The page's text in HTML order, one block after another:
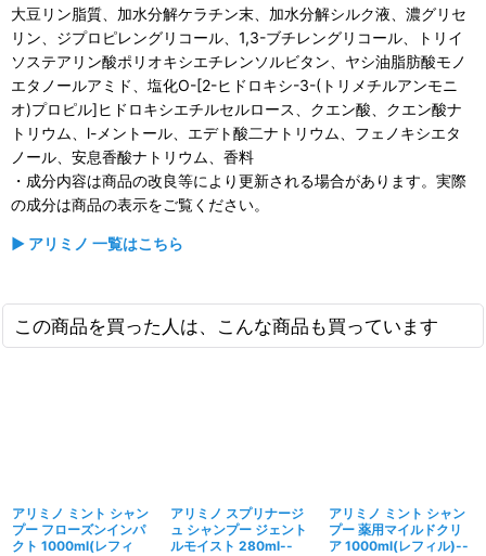
大豆リン脂質、加水分解ケラチン末、加水分解シルク液、濃グリセ
リン、ジプロピレングリコール、1,3-ブチレングリコール、トリイ
ソステアリン酸ポリオキシエチレンソルビタン、ヤシ油脂肪酸モノ
エタノールアミド、塩化O-[2-ヒドロキシ-3-(トリメチルアンモニ
オ)プロピル]ヒドロキシエチルセルロース、クエン酸、クエン酸ナ
トリウム、l-メントール、エデト酸二ナトリウム、フェノキシエタ
ノール、安息香酸ナトリウム、香料
・成分内容は商品の改良等により更新される場合があります。実際
の成分は商品の表示をご覧ください。
▶ アリミノ 一覧はこちら
この商品を買った人は、こんな商品も買っています
アリミノ ミント シャン
プー フローズンインパ
クト 1000ml(レフィ
アリミノ スプリナージ
ュ シャンプー ジェント
ルモイスト 280ml--
アリミノ ミント シャン
プー 薬用マイルドクリ
ア 1000ml(レフィル)--